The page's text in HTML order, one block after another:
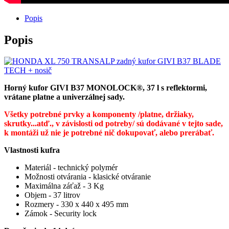
Popis
Popis
Horný kufor GIVI B37 MONOLOCK®, 37 l s reflektormi,
vrátane platne a univerzálnej sady.
Všetky potrebné prvky a komponenty /platne, držiaky,
skrutky...atď., v závislosti od potreby/ sú dodávané v tejto sade,
k montáži už nie je potrebné nič dokupovať, alebo prerábať.
Vlastnosti kufra
Materiál - technický polymér
Možnosti otvárania - klasické otváranie
Maximálna záťaž - 3 Kg
Objem - 37 litrov
Rozmery - 330 x 440 x 495 mm
Zámok - Security lock